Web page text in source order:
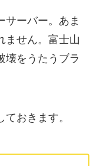
サーバー。あま
ません。富士山
壊をうたうブラ
おきます。